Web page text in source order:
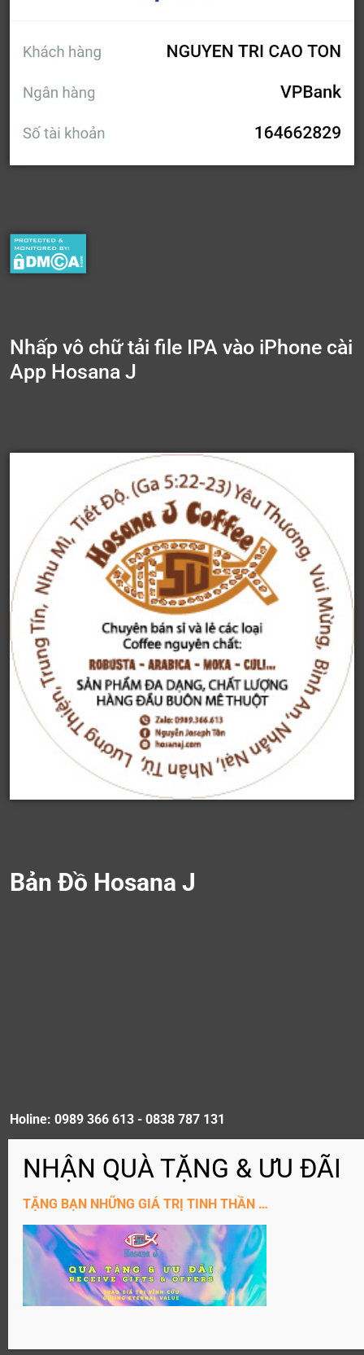
Nhấp vô chữ tải file IPA vào iPhone cài
App Hosana J
Bản Đồ Hosana J
Holine: 0989 366 613 - 0838 787 131
ĐĂNG KÝ KÊNH YouTube
TẶNG BẠN NHỮNG GIÁ TRỊ TINH THẦN …